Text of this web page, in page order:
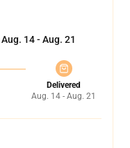
Aug. 14 - Aug. 21
Delivered
Aug. 14 - Aug. 21